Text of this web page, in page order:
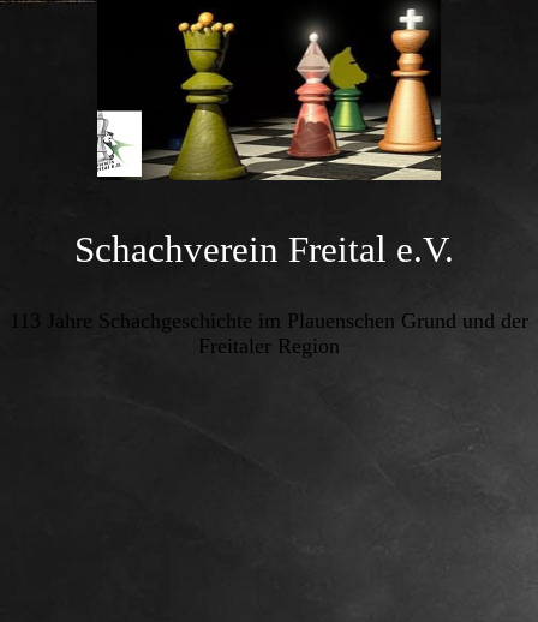
Schachverein Freital e.V.
113 Jahre Schachgeschichte im Plauenschen Grund und der
Freitaler Region